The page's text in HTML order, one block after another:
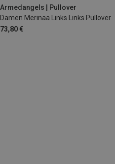
Armedangels | Pullover
Damen Merinaa Links Links Pullover
73,80 €